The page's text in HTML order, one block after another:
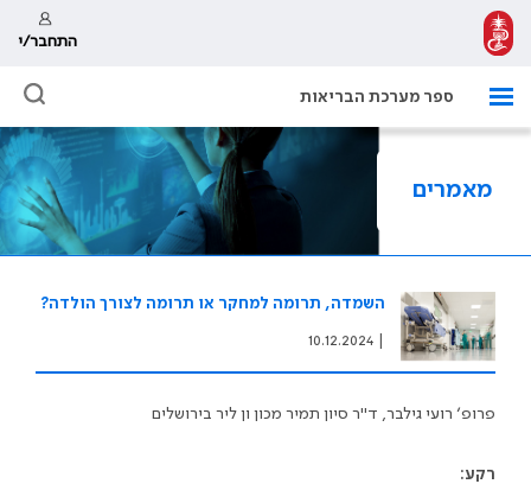
התחבר/י
ספר מערכת הבריאות
מאמרים
השמדה, תרומה למחקר או תרומה לצורך הולדה?
10.12.2024
פרופ׳ רועי גילבר, ד"ר סיון תמיר מכון ון ליר בירושלים
רקע: